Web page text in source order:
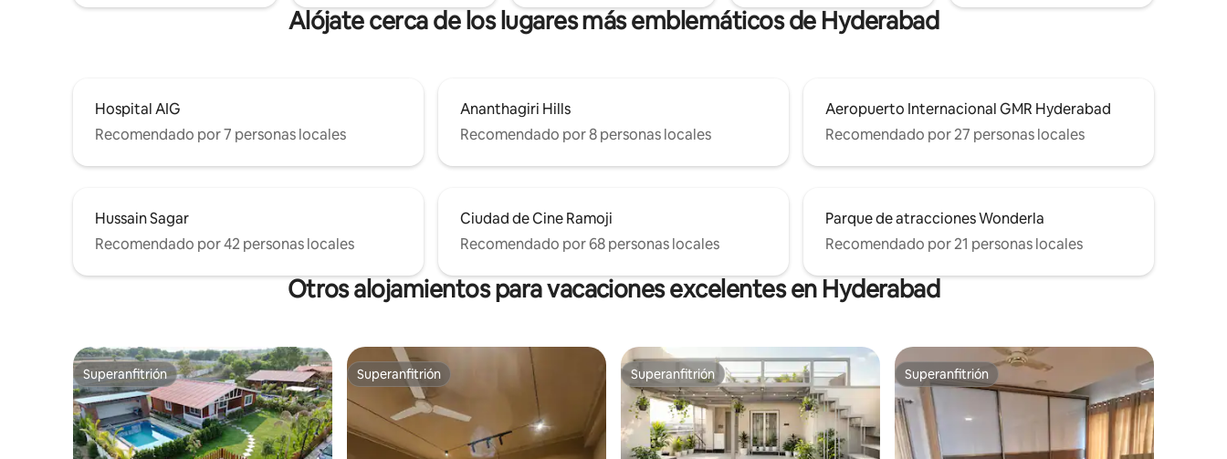
Alójate cerca de los lugares más emblemáticos de Hyderabad
Hospital AIG
Recomendado por 7 personas locales
Ananthagiri Hills
Recomendado por 8 personas locales
Aeropuerto Internacional GMR Hyderabad
Recomendado por 27 personas locales
Hussain Sagar
Recomendado por 42 personas locales
Ciudad de Cine Ramoji
Recomendado por 68 personas locales
Parque de atracciones Wonderla
Recomendado por 21 personas locales
Otros alojamientos para vacaciones excelentes en Hyderabad
Superanfitrión
Superanfitrión Superanfitrión
Superanfitrión Superanfitrión
Superanfitrión Superanfitrión
Superanfitrión